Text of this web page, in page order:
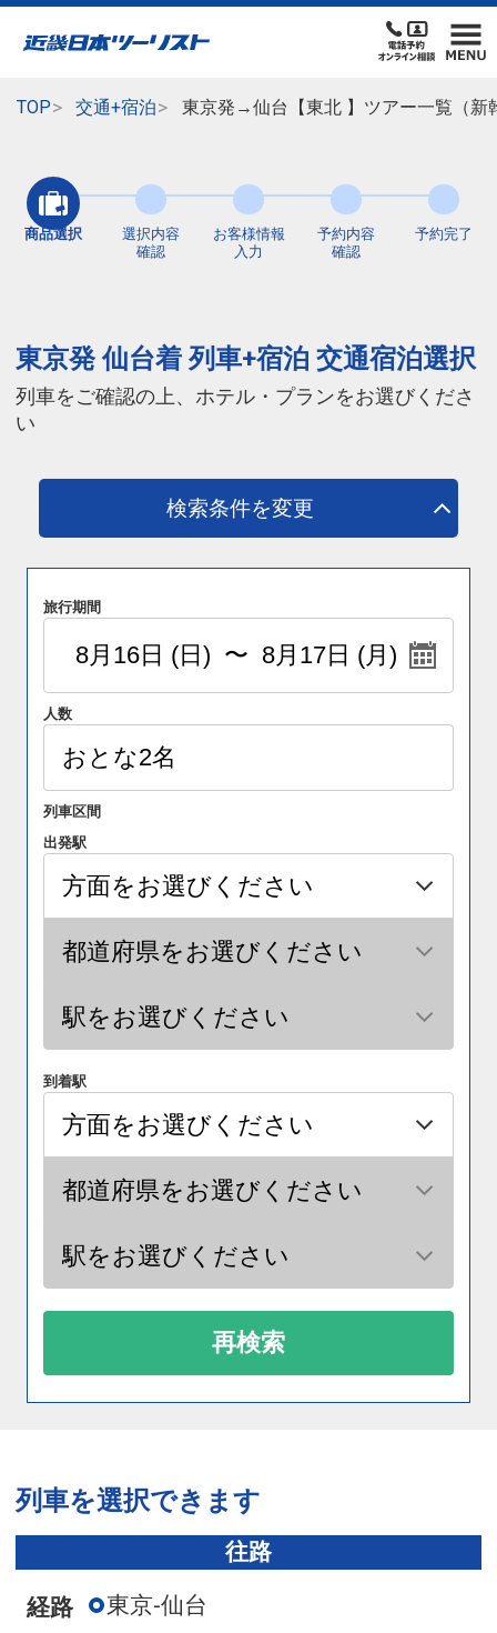
TOP 交通+宿泊 東京発→仙台【東北 】ツアー一覧（新
商品選択
選択内容
確認
お客様情報
入力
予約内容
確認
予約完了
東京発 仙台着 列車+宿泊 交通宿泊選択
列車をご確認の上、ホテル・プランをお選びくださ
い
検索条件を変更
旅行期間
人数
列車区間
出発駅
到着駅
再検索
列車を選択できます
往路
経路 東京-仙台